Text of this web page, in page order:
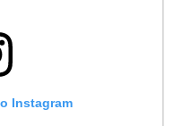
Instagram